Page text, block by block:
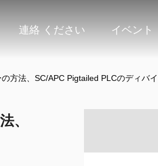
連絡 ください イベント
方法、SC/APC Pigtailed PLCのディバ
、